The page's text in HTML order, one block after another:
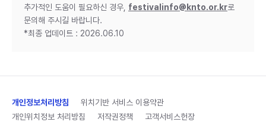
추가적인 도움이 필요하신 경우, festivalinfo@knto.or.kr로
문의해 주시길 바랍니다.
*최종 업데이트 : 2026.06.10
개인정보처리방침
위치기반 서비스 이용약관
개인위치정보 처리방침
저작권정책 고객서비스헌장